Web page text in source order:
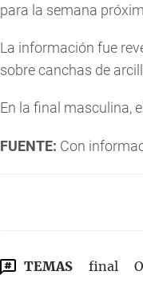
para la semana
La información fue
sobre canchas de
En la final masculina,
FUENTE: Con
TEMAS final